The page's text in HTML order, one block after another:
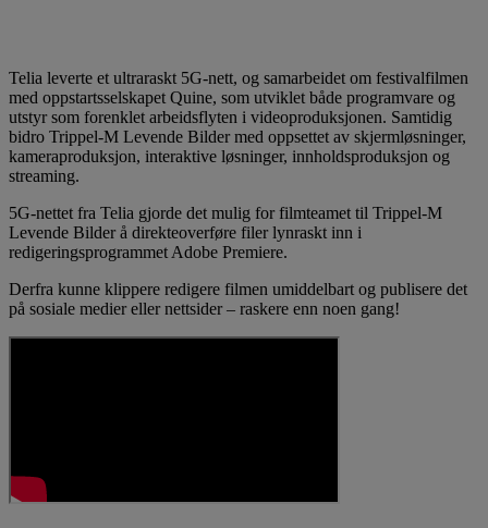
Telia leverte et ultraraskt 5G-nett, og samarbeidet om festivalfilmen
med oppstartsselskapet Quine, som utviklet både programvare og
utstyr som forenklet arbeidsflyten i videoproduksjonen. Samtidig
bidro Trippel-M Levende Bilder med oppsettet av skjermløsninger,
kameraproduksjon, interaktive løsninger, innholdsproduksjon og
streaming.
5G-nettet fra Telia gjorde det mulig for filmteamet til Trippel-M
Levende Bilder å direkteoverføre filer lynraskt inn i
redigeringsprogrammet Adobe Premiere.
Derfra kunne klippere redigere filmen umiddelbart og publisere det
på sosiale medier eller nettsider – raskere enn noen gang!